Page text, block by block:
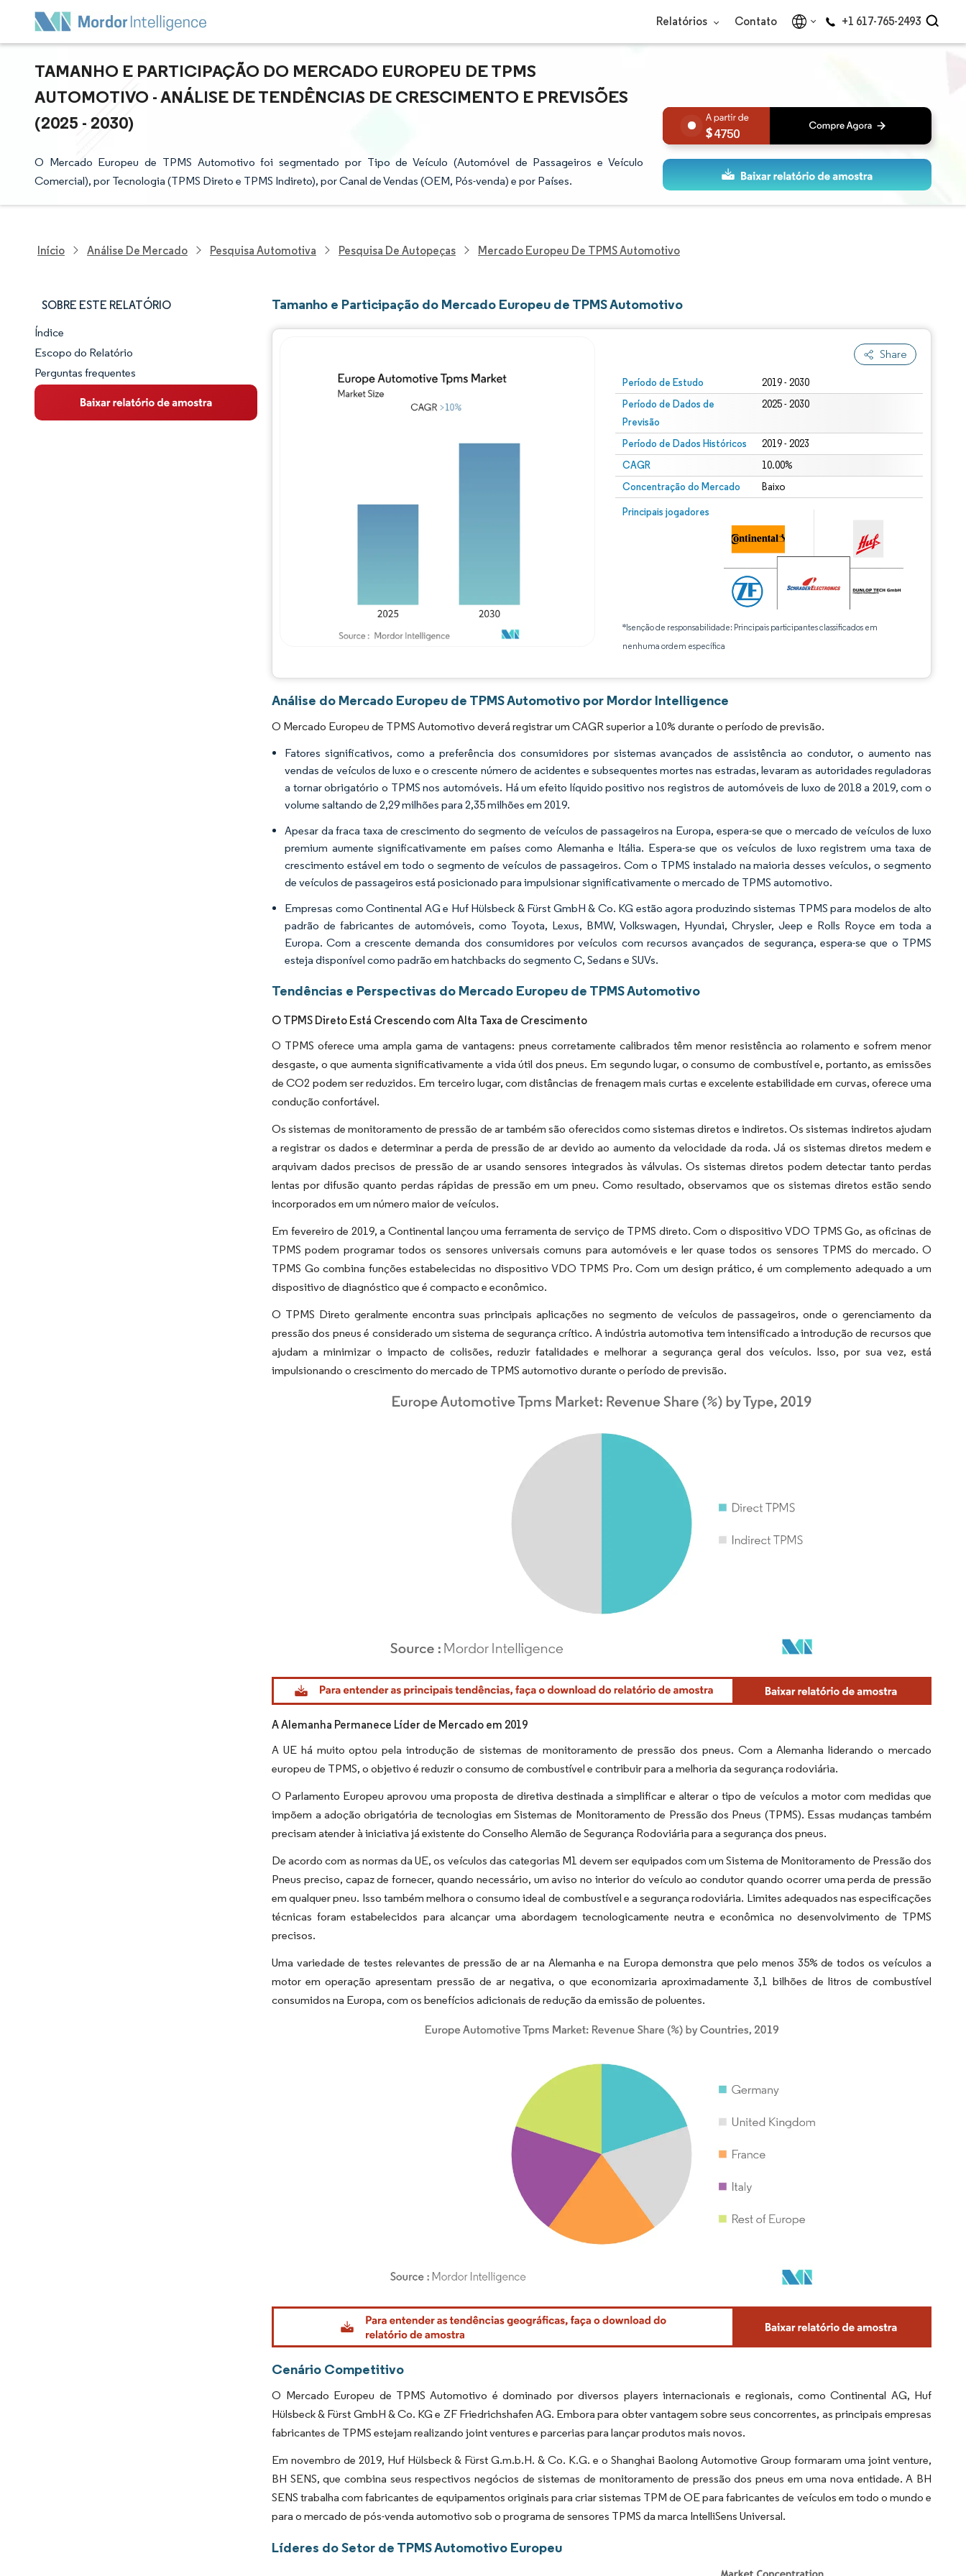
Relatórios Contato +1 617-765-2493
TAMANHO E PARTICIPAÇÃO DO MERCADO EUROPEU DE TPMS
AUTOMOTIVO - ANÁLISE DE TENDÊNCIAS DE CRESCIMENTO E PREVISÕES
(2025 - 2030)
O Mercado Europeu de TPMS Automotivo foi segmentado por Tipo de Veículo (Automóvel de Passageiros e Veículo
Comercial), por Tecnologia (TPMS Direto e TPMS Indireto), por Canal de Vendas (OEM, Pós-venda) e por Países.
4750
Início Análise De Mercado Pesquisa Automotiva Pesquisa De Autopeças Mercado Europeu De TPMS Automotivo
SOBRE ESTE RELATÓRIO
Panorama do Mercado
Visão Geral do Mercado
Principais Tendências de Mercado
Índice
Escopo do Relatório
Perguntas frequentes
Tamanho e Participação do Mercado Europeu de TPMS Automotivo
Share
Período de Estudo 2019 - 2030
Período de Dados de
Previsão
2025 - 2030
Período de Dados Históricos 2019 - 2023
CAGR 10.00%
Concentração do Mercado Baixo
Principais jogadores
*Isenção de responsabilidade: Principais participantes classificados em
nenhuma ordem específica
Análise do Mercado Europeu de TPMS Automotivo por Mordor Intelligence
O Mercado Europeu de TPMS Automotivo deverá registrar um CAGR superior a 10% durante o período de previsão.
Fatores significativos, como a preferência dos consumidores por sistemas avançados de assistência ao condutor, o aumento nas
vendas de veículos de luxo e o crescente número de acidentes e subsequentes mortes nas estradas, levaram as autoridades reguladoras
a tornar obrigatório o TPMS nos automóveis. Há um efeito líquido positivo nos registros de automóveis de luxo de 2018 a 2019, com o
volume saltando de 2,29 milhões para 2,35 milhões em 2019.
Apesar da fraca taxa de crescimento do segmento de veículos de passageiros na Europa, espera-se que o mercado de veículos de luxo
premium aumente significativamente em países como Alemanha e Itália. Espera-se que os veículos de luxo registrem uma taxa de
crescimento estável em todo o segmento de veículos de passageiros. Com o TPMS instalado na maioria desses veículos, o segmento
de veículos de passageiros está posicionado para impulsionar significativamente o mercado de TPMS automotivo.
Empresas como Continental AG e Huf Hülsbeck & Fürst GmbH & Co. KG estão agora produzindo sistemas TPMS para modelos de alto
padrão de fabricantes de automóveis, como Toyota, Lexus, BMW, Volkswagen, Hyundai, Chrysler, Jeep e Rolls Royce em toda a
Europa. Com a crescente demanda dos consumidores por veículos com recursos avançados de segurança, espera-se que o TPMS
esteja disponível como padrão em hatchbacks do segmento C, Sedans e SUVs.
Tendências e Perspectivas do Mercado Europeu de TPMS Automotivo
O TPMS Direto Está Crescendo com Alta Taxa de Crescimento
O TPMS oferece uma ampla gama de vantagens: pneus corretamente calibrados têm menor resistência ao rolamento e sofrem menor
desgaste, o que aumenta significativamente a vida útil dos pneus. Em segundo lugar, o consumo de combustível e, portanto, as emissões
de CO2 podem ser reduzidos. Em terceiro lugar, com distâncias de frenagem mais curtas e excelente estabilidade em curvas, oferece uma
condução confortável.
Os sistemas de monitoramento de pressão de ar também são oferecidos como sistemas diretos e indiretos. Os sistemas indiretos ajudam
a registrar os dados e determinar a perda de pressão de ar devido ao aumento da velocidade da roda. Já os sistemas diretos medem e
arquivam dados precisos de pressão de ar usando sensores integrados às válvulas. Os sistemas diretos podem detectar tanto perdas
lentas por difusão quanto perdas rápidas de pressão em um pneu. Como resultado, observamos que os sistemas diretos estão sendo
incorporados em um número maior de veículos.
Em fevereiro de 2019, a Continental lançou uma ferramenta de serviço de TPMS direto. Com o dispositivo VDO TPMS Go, as oficinas de
TPMS podem programar todos os sensores universais comuns para automóveis e ler quase todos os sensores TPMS do mercado. O
TPMS Go combina funções estabelecidas no dispositivo VDO TPMS Pro. Com um design prático, é um complemento adequado a um
dispositivo de diagnóstico que é compacto e econômico.
O TPMS Direto geralmente encontra suas principais aplicações no segmento de veículos de passageiros, onde o gerenciamento da
pressão dos pneus é considerado um sistema de segurança crítico. A indústria automotiva tem intensificado a introdução de recursos que
ajudam a minimizar o impacto de colisões, reduzir fatalidades e melhorar a segurança geral dos veículos. Isso, por sua vez, está
impulsionando o crescimento do mercado de TPMS automotivo durante o período de previsão.
Imagem © Mordor Intelligence. O reuso requer atribuição conforme CC BY 4.0.
A Alemanha Permanece Líder de Mercado em 2019
A UE há muito optou pela introdução de sistemas de monitoramento de pressão dos pneus. Com a Alemanha liderando o mercado
europeu de TPMS, o objetivo é reduzir o consumo de combustível e contribuir para a melhoria da segurança rodoviária.
O Parlamento Europeu aprovou uma proposta de diretiva destinada a simplificar e alterar o tipo de veículos a motor com medidas que
impõem a adoção obrigatória de tecnologias em Sistemas de Monitoramento de Pressão dos Pneus (TPMS). Essas mudanças também
precisam atender à iniciativa já existente do Conselho Alemão de Segurança Rodoviária para a segurança dos pneus.
De acordo com as normas da UE, os veículos das categorias M1 devem ser equipados com um Sistema de Monitoramento de Pressão dos
Pneus preciso, capaz de fornecer, quando necessário, um aviso no interior do veículo ao condutor quando ocorrer uma perda de pressão
em qualquer pneu. Isso também melhora o consumo ideal de combustível e a segurança rodoviária. Limites adequados nas especificações
técnicas foram estabelecidos para alcançar uma abordagem tecnologicamente neutra e econômica no desenvolvimento de TPMS
precisos.
Uma variedade de testes relevantes de pressão de ar na Alemanha e na Europa demonstra que pelo menos 35% de todos os veículos a
motor em operação apresentam pressão de ar negativa, o que economizaria aproximadamente 3,1 bilhões de litros de combustível
consumidos na Europa, com os benefícios adicionais de redução da emissão de poluentes.
Imagem © Mordor Intelligence. O reuso requer atribuição conforme CC BY 4.0.
Cenário Competitivo
O Mercado Europeu de TPMS Automotivo é dominado por diversos players internacionais e regionais, como Continental AG, Huf
Hülsbeck & Fürst GmbH & Co. KG e ZF Friedrichshafen AG. Embora para obter vantagem sobre seus concorrentes, as principais empresas
fabricantes de TPMS estejam realizando joint ventures e parcerias para lançar produtos mais novos.
Em novembro de 2019, Huf Hülsbeck & Fürst G.m.b.H. & Co. K.G. e o Shanghai Baolong Automotive Group formaram uma joint venture,
BH SENS, que combina seus respectivos negócios de sistemas de monitoramento de pressão dos pneus em uma nova entidade. A BH
SENS trabalha com fabricantes de equipamentos originais para criar sistemas TPM de OE para fabricantes de veículos em todo o mundo e
para o mercado de pós-venda automotivo sob o programa de sensores TPMS da marca IntelliSens Universal.
Líderes do Setor de TPMS Automotivo Europeu